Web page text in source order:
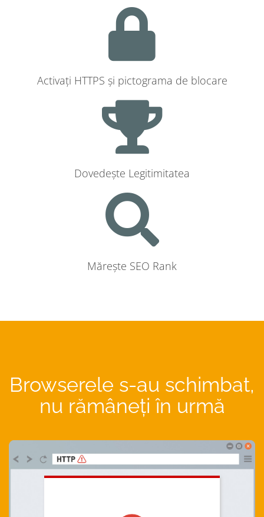
Activați HTTPS și pictograma de blocare
Dovedește Legitimitatea
Mărește SEO Rank
Browserele s-au schimbat,
nu rămâneți în urmă